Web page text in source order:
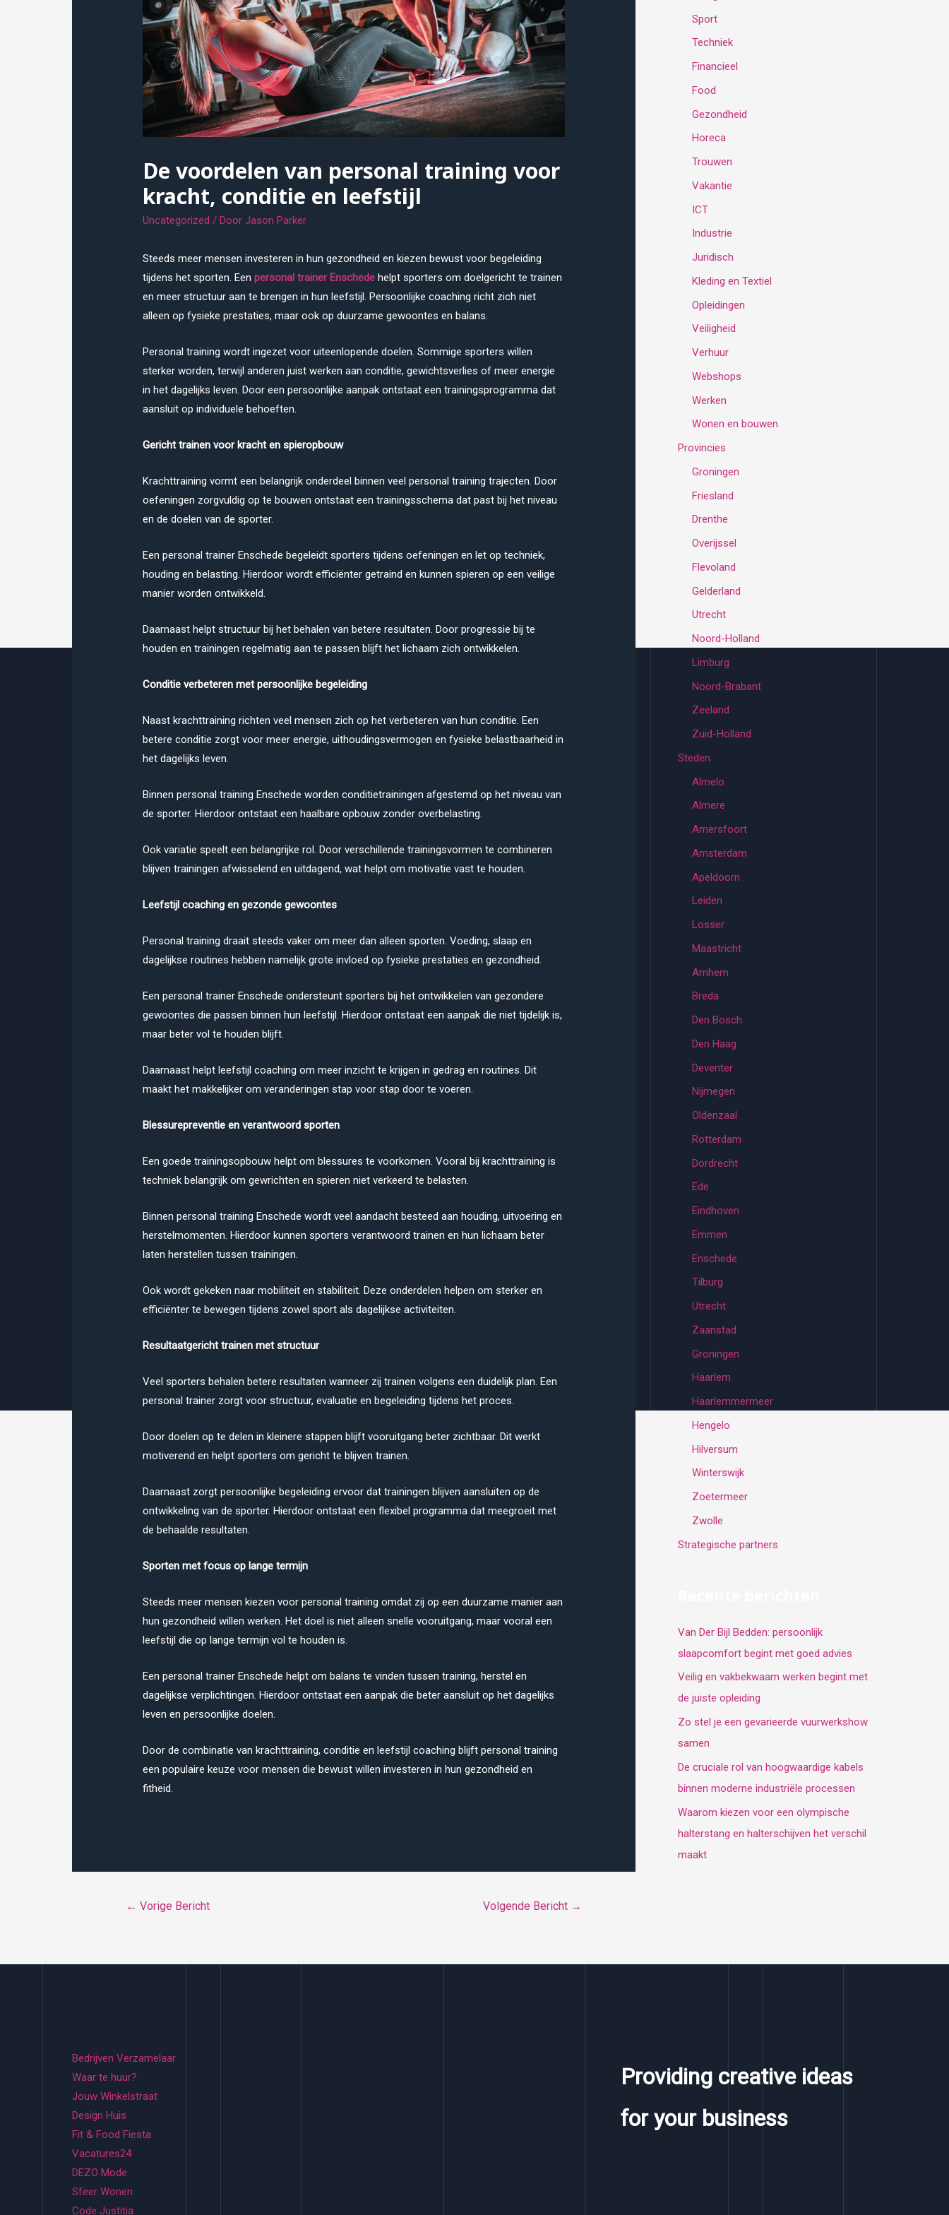
De voordelen van personal training voor
kracht, conditie en leefstijl
Uncategorized / DoorJason Parker
Steeds meer mensen investeren in hun gezondheid en kiezen bewust voor begeleiding
tijdens het sporten. Eenpersonal trainer Enschede helpt sporters om doelgericht te trainen
en meer structuur aan te brengen in hun leefstijl. Persoonlijke coaching richt zich niet
alleen op fysieke prestaties, maar ook op duurzame gewoontes en balans.
Personal training wordt ingezet voor uiteenlopende doelen. Sommige sporters willen
sterker worden, terwijl anderen juist werken aan conditie, gewichtsverlies of meer energie
in het dagelijks leven. Door een persoonlijke aanpak ontstaat een trainingsprogramma dat
aansluit op individuele behoeften.
Gericht trainen voor kracht en spieropbouw
Krachttraining vormt een belangrijk onderdeel binnen veel personal training trajecten. Door
oefeningen zorgvuldig op te bouwen ontstaat een trainingsschema dat past bij het niveau
en de doelen van de sporter.
Een personal trainer Enschede begeleidt sporters tijdens oefeningen en let op techniek,
houding en belasting. Hierdoor wordt efficiënter getraind en kunnen spieren op een veilige
manier worden ontwikkeld.
Daarnaast helpt structuur bij het behalen van betere resultaten. Door progressie bij te
houden en trainingen regelmatig aan te passen blijft het lichaam zich ontwikkelen.
Conditie verbeteren met persoonlijke begeleiding
Naast krachttraining richten veel mensen zich op het verbeteren van hun conditie. Een
betere conditie zorgt voor meer energie, uithoudingsvermogen en fysieke belastbaarheid in
het dagelijks leven.
Binnen personal training Enschede worden conditietrainingen afgestemd op het niveau van
de sporter. Hierdoor ontstaat een haalbare opbouw zonder overbelasting.
Ook variatie speelt een belangrijke rol. Door verschillende trainingsvormen te combineren
blijven trainingen afwisselend en uitdagend, wat helpt om motivatie vast te houden.
Leefstijl coaching en gezonde gewoontes
Personal training draait steeds vaker om meer dan alleen sporten. Voeding, slaap en
dagelijkse routines hebben namelijk grote invloed op fysieke prestaties en gezondheid.
Een personal trainer Enschede ondersteunt sporters bij het ontwikkelen van gezondere
gewoontes die passen binnen hun leefstijl. Hierdoor ontstaat een aanpak die niet tijdelijk is,
maar beter vol te houden blijft.
Daarnaast helpt leefstijl coaching om meer inzicht te krijgen in gedrag en routines. Dit
maakt het makkelijker om veranderingen stap voor stap door te voeren.
Blessurepreventie en verantwoord sporten
Een goede trainingsopbouw helpt om blessures te voorkomen. Vooral bij krachttraining is
techniek belangrijk om gewrichten en spieren niet verkeerd te belasten.
Binnen personal training Enschede wordt veel aandacht besteed aan houding, uitvoering en
herstelmomenten. Hierdoor kunnen sporters verantwoord trainen en hun lichaam beter
laten herstellen tussen trainingen.
Ook wordt gekeken naar mobiliteit en stabiliteit. Deze onderdelen helpen om sterker en
efficiënter te bewegen tijdens zowel sport als dagelijkse activiteiten.
Resultaatgericht trainen met structuur
Veel sporters behalen betere resultaten wanneer zij trainen volgens een duidelijk plan. Een
personal trainer zorgt voor structuur, evaluatie en begeleiding tijdens het proces.
Door doelen op te delen in kleinere stappen blijft vooruitgang beter zichtbaar. Dit werkt
motiverend en helpt sporters om gericht te blijven trainen.
Daarnaast zorgt persoonlijke begeleiding ervoor dat trainingen blijven aansluiten op de
ontwikkeling van de sporter. Hierdoor ontstaat een flexibel programma dat meegroeit met
de behaalde resultaten.
Sporten met focus op lange termijn
Steeds meer mensen kiezen voor personal training omdat zij op een duurzame manier aan
hun gezondheid willen werken. Het doel is niet alleen snelle vooruitgang, maar vooral een
leefstijl die op lange termijn vol te houden is.
Een personal trainer Enschede helpt om balans te vinden tussen training, herstel en
dagelijkse verplichtingen. Hierdoor ontstaat een aanpak die beter aansluit op het dagelijks
leven en persoonlijke doelen.
Door de combinatie van krachttraining, conditie en leefstijl coaching blijft personal training
een populaire keuze voor mensen die bewust willen investeren in hun gezondheid en
fitheid.
← Vorige Bericht Volgende Bericht →
Sport
Techniek
Financieel
Food
Gezondheid
Horeca
Trouwen
Vakantie
ICT
Industrie
Juridisch
Kleding en Textiel
Opleidingen
Veiligheid
Verhuur
Webshops
Werken
Wonen en bouwen
Provincies
Groningen
Friesland
Drenthe
Overijssel
Flevoland
Gelderland
Utrecht
Noord-Holland
Limburg
Noord-Brabant
Zeeland
Zuid-Holland
Steden
Almelo
Almere
Amersfoort
Amsterdam
Apeldoorn
Leiden
Losser
Maastricht
Arnhem
Breda
Den Bosch
Den Haag
Deventer
Nijmegen
Oldenzaal
Rotterdam
Dordrecht
Ede
Eindhoven
Emmen
Enschede
Tilburg
Utrecht
Zaanstad
Groningen
Haarlem
Haarlemmermeer
Hengelo
Hilversum
Winterswijk
Zoetermeer
Zwolle
Strategische partners
Van Der Bijl Bedden: persoonlijk
slaapcomfort begint met goed advies
Veilig en vakbekwaam werken begint met
de juiste opleiding
Zo stel je een gevarieerde vuurwerkshow
samen
De cruciale rol van hoogwaardige kabels
binnen moderne industriële processen
Waarom kiezen voor een olympische
halterstang en halterschijven het verschil
maakt
Bedrijven Verzamelaar
Waar te huur?
Jouw Winkelstraat
Design Huis
Fit & Food Fiesta
Vacatures24
DEZO Mode
Sfeer Wonen
Code Justitia
Providing creative ideas
for your business